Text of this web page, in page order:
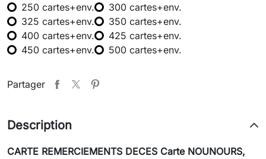
250 cartes+env.
300 cartes+env.
325 cartes+env.
350 cartes+env.
400 cartes+env.
425 cartes+env.
450 cartes+env.
500 cartes+env.
Partager
Description
CARTE REMERCIEMENTS DECES Carte NOUNOURS,